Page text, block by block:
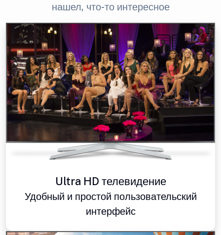
нашел, что-то интересное
Ultra HD телевидение
Удобный и простой пользовательский
интерфейс